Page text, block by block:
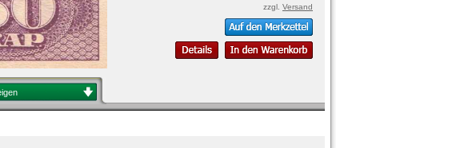
zzgl. Versand